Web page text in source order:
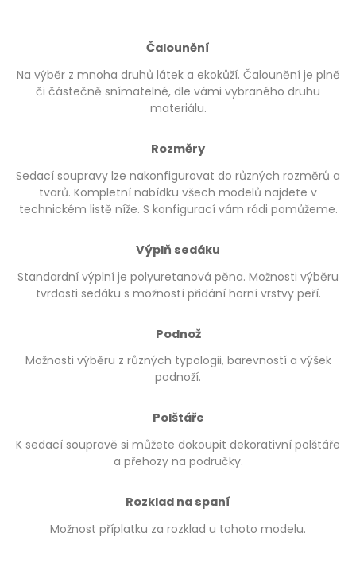
Čalounění
Na výběr z mnoha druhů látek a ekokůží. Čalounění je plně
či částečně snímatelné, dle vámi vybraného druhu
materiálu.
Rozměry
Sedací soupravy lze nakonfigurovat do různých rozměrů a
tvarů. Kompletní nabídku všech modelů najdete v
technickém listě níže. S konfigurací vám rádi pomůžeme.
Výplň sedáku
Standardní výplní je polyuretanová pěna. Možnosti výběru
tvrdosti sedáku s možností přidání horní vrstvy peří.
Podnož
Možnosti výběru z různých typologii, barevností a výšek
podnoží.
Polštáře
K sedací soupravě si můžete dokoupit dekorativní polštáře
a přehozy na područky.
Rozklad na spaní
Možnost příplatku za rozklad u tohoto modelu.